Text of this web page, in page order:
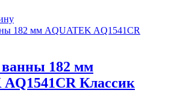
182 мм
Классик